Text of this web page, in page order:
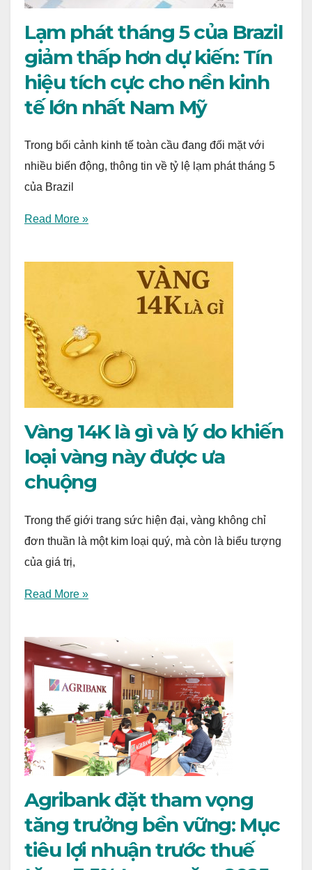
Lạm phát tháng 5 của Brazil
giảm thấp hơn dự kiến: Tín
hiệu tích cực cho nền kinh
tế lớn nhất Nam Mỹ
Trong bối cảnh kinh tế toàn cầu đang đối mặt với
nhiều biến động, thông tin về tỷ lệ lạm phát tháng 5
của Brazil
Read More »
Vàng 14K là gì và lý do khiến
loại vàng này được ưa
chuộng
Trong thế giới trang sức hiện đại, vàng không chỉ
đơn thuần là một kim loại quý, mà còn là biểu tượng
của giá trị,
Read More »
Agribank đặt tham vọng
tăng trưởng bền vững: Mục
tiêu lợi nhuận trước thuế